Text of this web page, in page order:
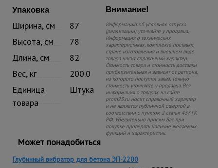
Упаковка
Ширина, см
87
Высота, см
78
Длина, см
82
Вес, кг
200.0
Единица
товара
Штука
Внимание!
Информацию об условиях отпуска
(реализации) уточняйте у продавца.
Информация о технических
характеристиках, комплекте поставки,
стране изготовления и внешнем виде
товара носит справочный характер.
Стоимость товара и стоимость доставки
приблизительная и зависит от региона,
из которого поступил заказ. Точную
стоимость уточняйте у продавца. Вся
информация о товарах на сайте
prom23.ru носит справочный характер
и не является публичной офертой в
соответствии с пунктом 2 статьи 437 ГК
РФ. Убедительно просим Вас при
покупке проверять наличие желаемых
функций и характеристик.
Может понадобиться
Глубинный вибратор для бетона ЭП-2200